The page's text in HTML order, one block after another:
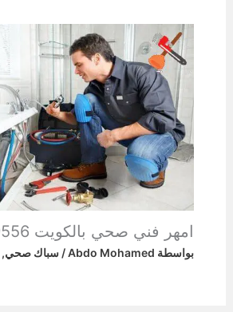
امهر فني صحي بالكويت 61009556
بواسطة Abdo Mohamed
/ سباك صحي,